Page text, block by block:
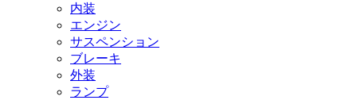
内装
エンジン
サスペンション
ブレーキ
外装
ランプ